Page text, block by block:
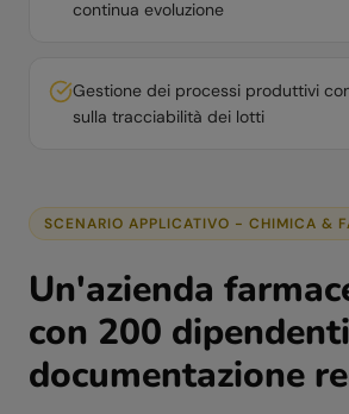
continua evoluzione
Gestione dei processi produttivi
sulla tracciabilità dei lotti
SCENARIO APPLICATIVO -CHIMICA &
Un'azienda
con 200
documentazione